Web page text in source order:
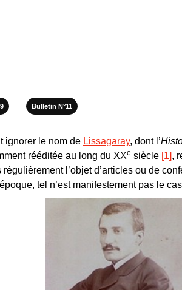
Bulletin N°11
ignorer le nom de Lissagaray, dont l’
rééditée au long du XXe siècle [1],
l’objet d’articles ou de
tel n’est manifestement pas le